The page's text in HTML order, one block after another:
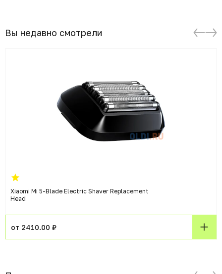
Вы недавно смотрели
Xiaomi Mi 5-Blade Electric Shaver Replacement
Head
от 2410.00 ₽